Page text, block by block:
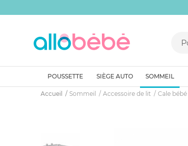
POUSSETTE SIÈGE AUTO SOMMEIL
Accueil Sommeil Accessoire de lit Cale bébé